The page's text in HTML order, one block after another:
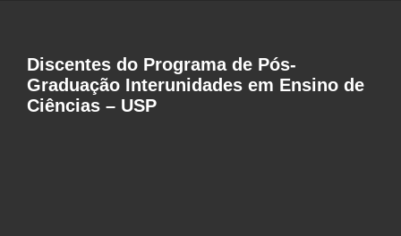
Discentes do Programa de Pós-
Graduação Interunidades em Ensino de
Ciências – USP